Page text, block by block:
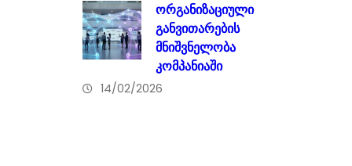
ორგანიზაციული
განვითარების
მნიშვნელობა
კომპანიაში
14/02/2026